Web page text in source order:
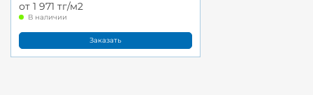
от 1 971 тг/м2
В наличии
Заказать